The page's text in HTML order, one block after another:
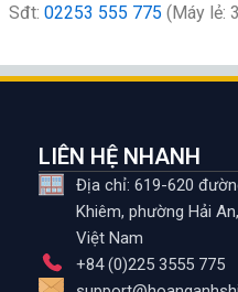
Sđt: 02253 555 775 (Máy lẻ:
LIÊN HỆ NHANH
Địa chỉ: 619-620
Khiêm, phường Hải
Việt Nam
+84 (0)225 3555 775